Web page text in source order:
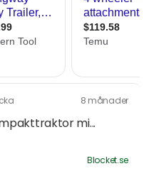
8 månader
mi...
Blocket.se